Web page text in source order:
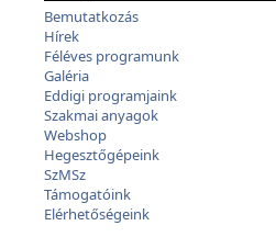
Bemutatkozás
Hírek
Féléves programunk
Galéria
Eddigi programjaink
Szakmai anyagok
Webshop
Hegesztőgépeink
SzMSz
Támogatóink
Elérhetőségeink